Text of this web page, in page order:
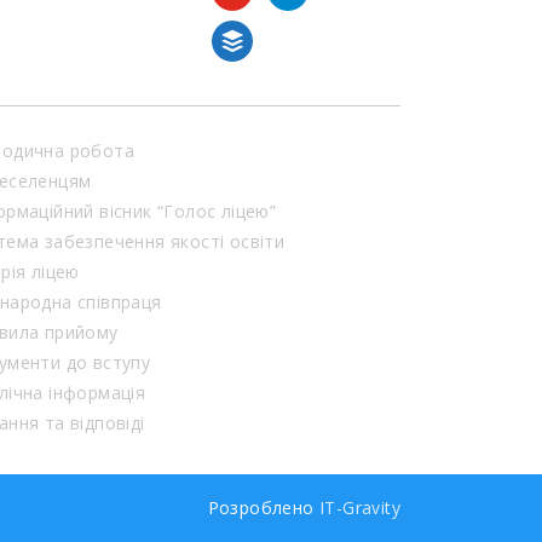
buffer
робота
вісник “Голос ліцею”
забезпечення якості освіти
ліцею
співпраця
прийому
до вступу
інформація
та відповіді
Розроблено IT-Gravity